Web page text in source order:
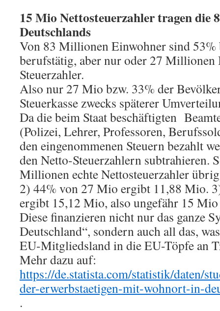
15 Mio Nettosteuerzahler tragen die
Deutschlands
Von 83 Millionen Einwohner sind
berufstätig, aber nur oder 27
Steuerzahler.
Also nur 27 Mio bzw. 33% der
Steuerkasse zwecks späterer
Da die beim Staat beschäftigten
(Polizei, Lehrer, Professoren,
den eingenommenen Steuern bezahlt
den Netto-Steuerzahlern subtrahieren.
Millionen echte Nettosteuerzahler
2) 44% von 27 Mio ergibt 11,88 Mio.
ergibt 15,12 Mio, also ungefähr 15 Mio
Diese finanzieren nicht nur das ganze
Deutschland“, sondern auch all das,
EU-Mitgliedsland in die EU-Töpfe an
Mehr dazu auf:
https://de.statista.com/statistik/daten/
der-erwerbstaetigen-mit-wohnort-in-
.